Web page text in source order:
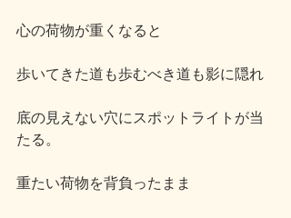
心の荷物が重くなると
歩いてきた道も歩むべき道も影に隠れ
底の見えない穴にスポットライトが当
たる。
重たい荷物を背負ったまま